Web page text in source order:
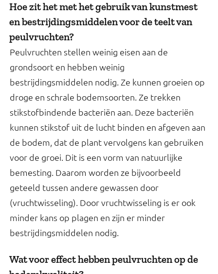
Hoe zit het met het gebruik van kunstmest
en bestrijdingsmiddelen voor de teelt van
peulvruchten?
Peulvruchten stellen weinig eisen aan de
grondsoort en hebben weinig
bestrijdingsmiddelen nodig. Ze kunnen groeien op
droge en schrale bodemsoorten. Ze trekken
stikstofbindende bacteriën aan. Deze bacteriën
kunnen stikstof uit de lucht binden en afgeven aan
de bodem, dat de plant vervolgens kan gebruiken
voor de groei. Dit is een vorm van natuurlijke
bemesting. Daarom worden ze bijvoorbeeld
geteeld tussen andere gewassen door
(vruchtwisseling). Door vruchtwisseling is er ook
minder kans op plagen en zijn er minder
bestrijdingsmiddelen nodig.
Wat voor effect hebben peulvruchten op de